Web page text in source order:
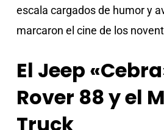
escala cargados de humor y
marcaron el cine de los
El Jeep
Rover 88 y el
Truck